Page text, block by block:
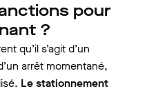
pour
?
qu’il s’agit d’un
arrêt momentané,
Le stationnement